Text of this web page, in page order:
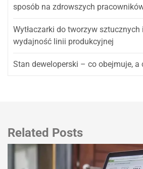
sposób na zdrowszych
Wytłaczarki do tworzyw sztucznych
wydajność linii produkcyjnej
Stan deweloperski – co obejmuje, a
Related Posts